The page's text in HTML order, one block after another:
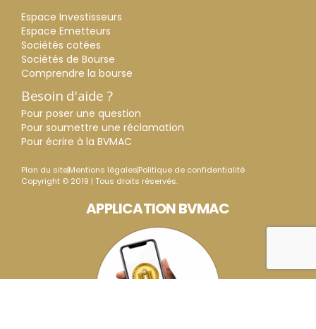
Espace Investisseurs
Espace Emetteurs
Sociétés cotées
Sociétés de Bourse
Comprendre la bourse
Besoin d'aide ?
Pour poser une question
Pour soumettre une réclamation
Pour écrire à la BVMAC
Plan du siteMentions légalesPolitique de confidentialité
Copyright © 2019 | Tous droits réservés.
APPLICATION BVMAC